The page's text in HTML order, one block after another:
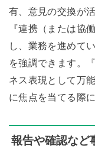
有、意見の交換が
『連携（または協
し、業務を進めて
を強調できます。
ネス表現として万
に焦点を当てる際
報告や確認など